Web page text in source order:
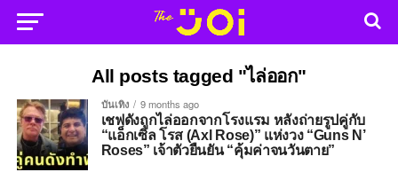
All posts tagged "ไล่ออก"
บันเทิง 9 months ago
เชฟดังถูกไล่ออกจากโรงแรม หลังถ่ายรูปคู่กับ
“แอ็กเซิล โรส (Axl Rose)” แห่งวง “Guns N’
Roses” เจ้าตัวยืนยัน “คุ้มค่าจนวันตาย”